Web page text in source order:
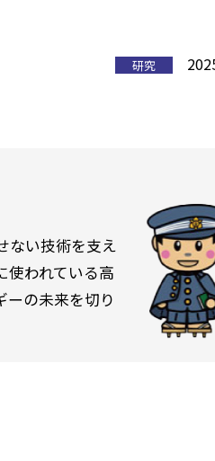
研究
ない技術を支え
使われている高
ーの未来を切り